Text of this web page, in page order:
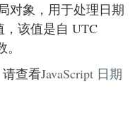
对象，用于处理日期
，该值是自 UTC
查看JavaScript 日期